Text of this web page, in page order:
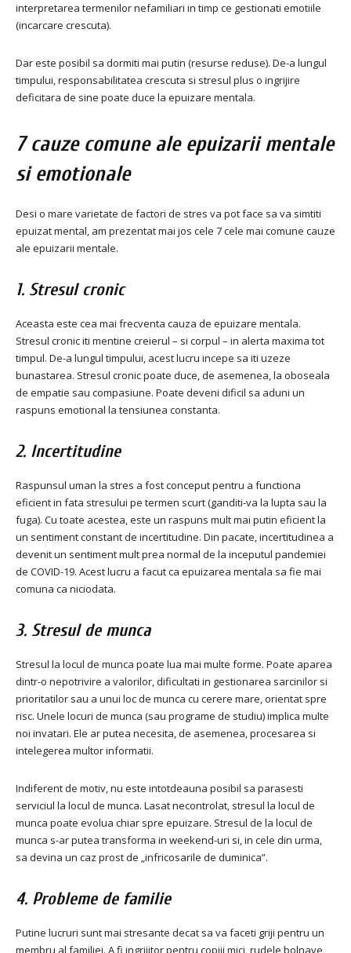
interpretarea termenilor nefamiliari in timp ce gestionati emotiile
(incarcare crescuta).
Dar este posibil sa dormiti mai putin (resurse reduse). De-a lungul
timpului, responsabilitatea crescuta si stresul plus o ingrijire
deficitara de sine poate duce la epuizare mentala.
7 cauze comune ale epuizarii mentale
si emotionale
Desi o mare varietate de factori de stres va pot face sa va simtiti
epuizat mental, am prezentat mai jos cele 7 cele mai comune cauze
ale epuizarii mentale.
1. Stresul cronic
Aceasta este cea mai frecventa cauza de epuizare mentala.
Stresul cronic iti mentine creierul – si corpul – in alerta maxima tot
timpul. De-a lungul timpului, acest lucru incepe sa iti uzeze
bunastarea. Stresul cronic poate duce, de asemenea, la oboseala
de empatie sau compasiune. Poate deveni dificil sa aduni un
raspuns emotional la tensiunea constanta.
2. Incertitudine
Raspunsul uman la stres a fost conceput pentru a functiona
eficient in fata stresului pe termen scurt (ganditi-va la lupta sau la
fuga). Cu toate acestea, este un raspuns mult mai putin eficient la
un sentiment constant de incertitudine. Din pacate, incertitudinea a
devenit un sentiment mult prea normal de la inceputul pandemiei
de COVID-19. Acest lucru a facut ca epuizarea mentala sa fie mai
comuna ca niciodata.
3. Stresul de munca
Stresul la locul de munca poate lua mai multe forme. Poate aparea
dintr-o nepotrivire a valorilor, dificultati in gestionarea sarcinilor si
prioritatilor sau a unui loc de munca cu cerere mare, orientat spre
risc. Unele locuri de munca (sau programe de studiu) implica multe
noi invatari. Ele ar putea necesita, de asemenea, procesarea si
intelegerea multor informatii.
Indiferent de motiv, nu este intotdeauna posibil sa parasesti
serviciul la locul de munca. Lasat necontrolat, stresul la locul de
munca poate evolua chiar spre epuizare. Stresul de la locul de
munca s-ar putea transforma in weekend-uri si, in cele din urma,
sa devina un caz prost de „infricosarile de duminica”.
4. Probleme de familie
Putine lucruri sunt mai stresante decat sa va faceti griji pentru un
membru al familiei. A fi ingrijitor pentru copiii mici, rudele bolnave